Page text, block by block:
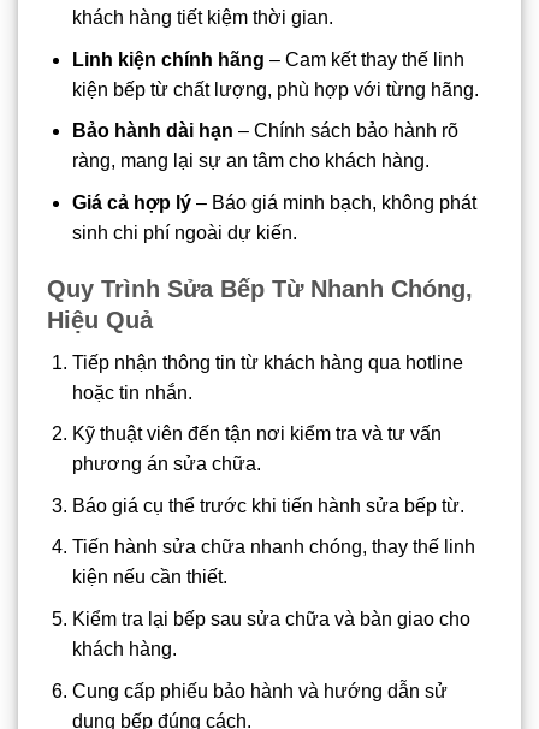
khách hàng tiết kiệm thời gian.
Linh kiện chính hãng – Cam kết thay thế linh
kiện bếp từ chất lượng, phù hợp với từng hãng.
Bảo hành dài hạn – Chính sách bảo hành rõ
ràng, mang lại sự an tâm cho khách hàng.
Giá cả hợp lý– Báo giá minh bạch, không phát
sinh chi phí ngoài dự kiến.
Quy Trình Sửa Bếp Từ Nhanh Chóng,
Hiệu Quả
Tiếp nhận thông tin từ khách hàng qua hotline
hoặc tin nhắn.
Kỹ thuật viên đến tận nơi kiểm tra và tư vấn
phương án sửa chữa.
Báo giá cụ thể trước khi tiến hành sửa bếp từ.
Tiến hành sửa chữa nhanh chóng, thay thế linh
kiện nếu cần thiết.
Kiểm tra lại bếp sau sửa chữa và bàn giao cho
khách hàng.
Cung cấp phiếu bảo hành và hướng dẫn sử
dụng bếp đúng cách.